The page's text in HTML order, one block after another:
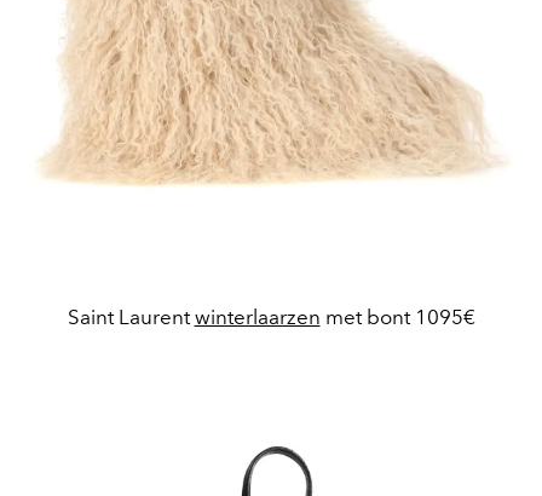
Saint Laurentwinterlaarzen met bont 1095€